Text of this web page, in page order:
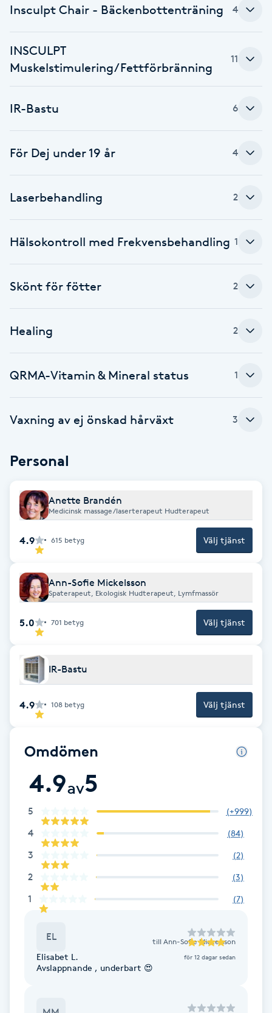
Dermapen
E
Enzympeeling
Extensions borttagning
Eyeliner-tatuering
Face framing
Fet hårbotten
Fibromassage
Fotvård
Fransar
Fransborttagning
Fransfärgning
Fransförlängning
Fransförlängning Megavolym
Fransförlängning Volym
Fransk manikyr
Fransrengöring
Frekvensterapi
Friskvård
Friskvårdsmassage
Funktionsanalys
Insculpt Chair - Bäckenbottenträning 4
INSCULPT
Muskelstimulering/Fettförbränning
11
IR-Bastu 6
För Dej under 19 år 4
Laserbehandling 2
Hälsokontroll med Frekvensbehandling 1
Skönt för fötter 2
Healing 2
QRMA-Vitamin & Mineral status 1
Vaxning av ej önskad hårväxt 3
Personal
Anette Brandén
Medicinsk massage/laserterapeut Hudterapeut
4.9 615 betyg Välj tjänst
Ann-Sofie Mickelsson
Spaterapeut, Ekologisk Hudterapeut, Lymfmassör
5.0 701 betyg Välj tjänst
IR-Bastu
4.9 108 betyg Välj tjänst
Omdömen
4.9av5
5 (+999)
4 (84)
3 (2)
2 (3)
1 (7)
EL till Ann-Sofie Mickelsson
Elisabet L. för 12 dagar sedan
Avslappnande , underbart 😍